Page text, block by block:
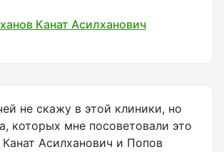
Канат Асилханович
не скажу в этой клиники, но
которых мне посоветовали это
Канат Асилханович и Попов